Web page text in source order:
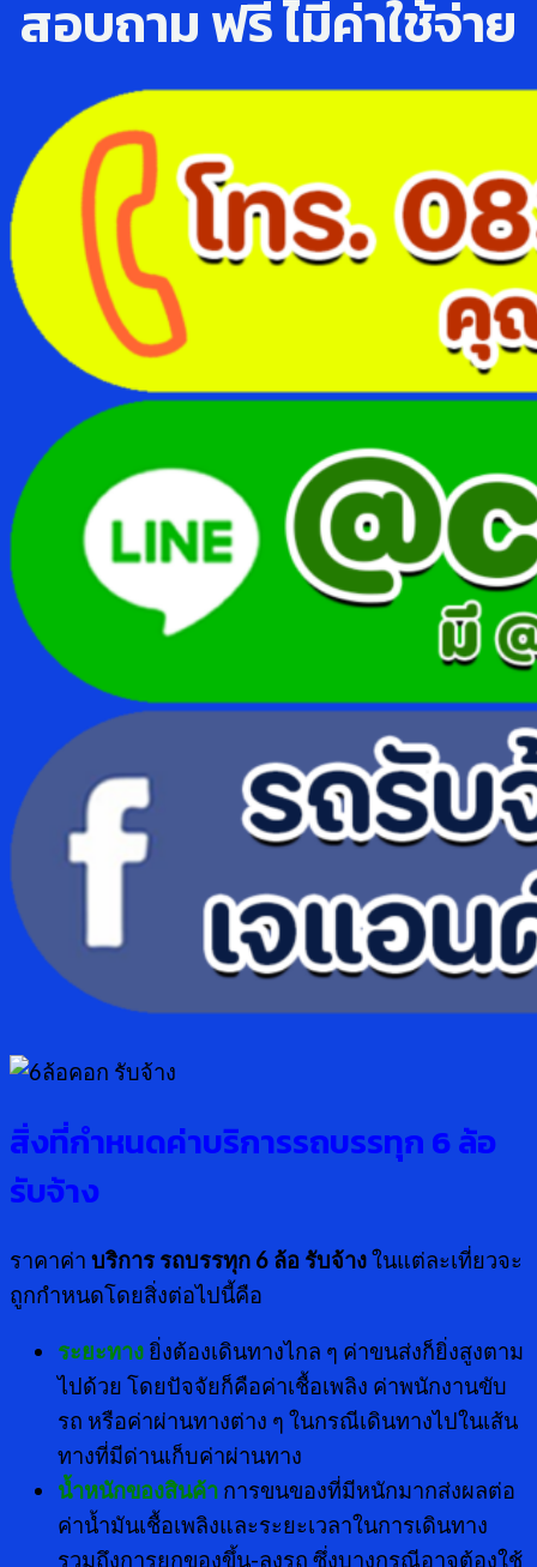
สอบถาม ฟรี ไ่มีค่าใช้จ่าย
สิ่งที่กำหนดค่าบริการรถบรรทุก6 ล้อ
รับจ้าง
ราคาค่า บริการ รถบรรทุก 6 ล้อ รับจ้างในแต่ละเที่ยวจะ
ถูกกำหนดโดยสิ่งต่อไปนี้คือ
ระยะทาง ยิ่งต้องเดินทางไกล ๆ ค่าขนส่งก็ยิ่งสูงตาม
ไปด้วย โดยปัจจัยก็คือค่าเชื้อเพลิง ค่าพนักงานขับ
รถ หรือค่าผ่านทางต่าง ๆ ในกรณีเดินทางไปในเส้น
ทางที่มีด่านเก็บค่าผ่านทาง
น้ำหนักของสินค้า การขนของที่มีหนักมากส่งผลต่อ
ค่าน้ำมันเชื้อเพลิงและระยะเวลาในการเดินทาง
รวมถึงการยกของขึ้น-ลงรถ ซึ่งบางกรณีอาจต้องใช้